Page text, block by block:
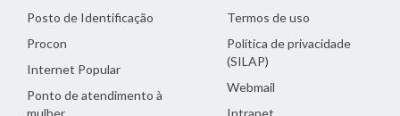
Posto de Identificação
Procon
Internet Popular
Ponto de atendimento à
mulher
Termos de uso
Política de privacidade
(SILAP)
Webmail
Intranet